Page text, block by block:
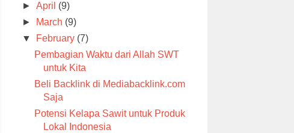
►April (9)
►
March (9)
▼
February (7)
Pembagian Waktu dari Allah SWT
untuk Kita
Beli Backlink di Mediabacklink.com
Saja
Potensi Kelapa Sawit untuk Produk
Lokal Indonesia